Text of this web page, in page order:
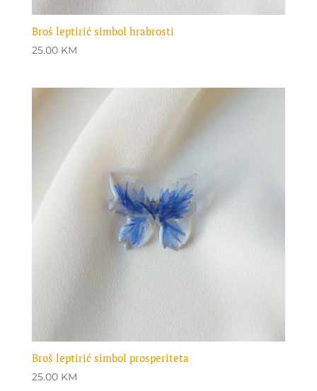
Broš leptirić simbol hrabrosti
25.00 KM
Broš leptirić simbol prosperiteta
25.00 KM